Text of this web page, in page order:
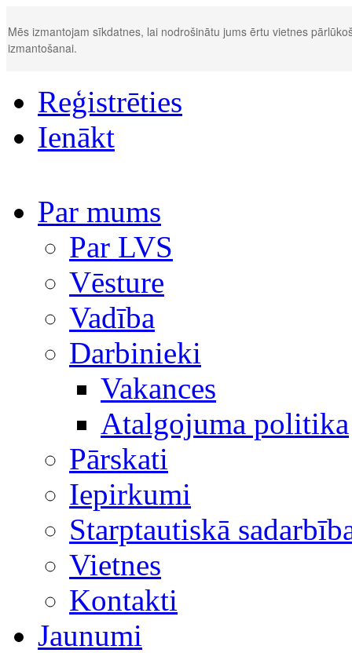
Mēs izmantojam sīkdatnes, lai nodrošinātu jums ērtu vietnes
izmantošanai.
Reģistrēties
Ienākt
Par mums
Par LVS
Vēsture
Vadība
Darbinieki
Vakances
Atalgojuma politika
Pārskati
Iepirkumi
Starptautiskā
Vietnes
Kontakti
Jaunumi